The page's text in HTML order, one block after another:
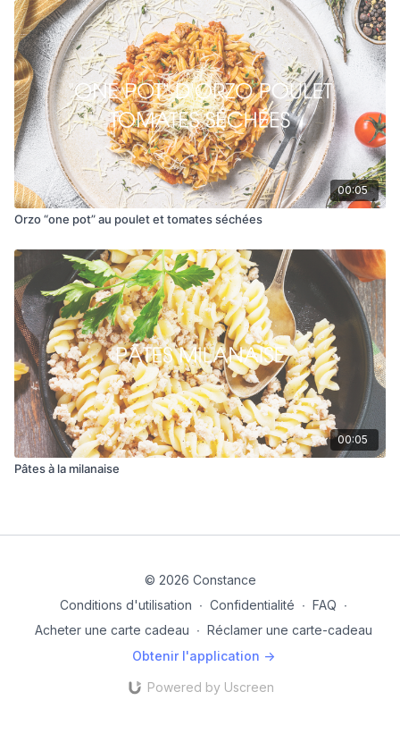
00:05
Orzo “one pot” au poulet et tomates séchées
00:05
Pâtes à la milanaise
© 2026 Constance
Conditions d'utilisation ∙ Confidentialité ∙ FAQ ∙
Acheter une carte cadeau ∙ Réclamer une carte-cadeau
Obtenir l'application ->
Powered by Uscreen